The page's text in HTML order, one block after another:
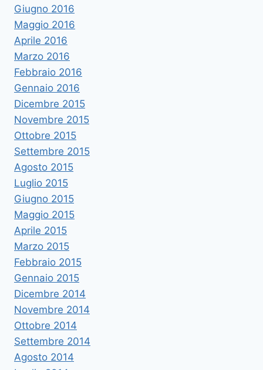
Giugno 2016
Maggio 2016
Aprile 2016
Marzo 2016
Febbraio 2016
Gennaio 2016
Dicembre 2015
Novembre 2015
Ottobre 2015
Settembre 2015
Agosto 2015
Luglio 2015
Giugno 2015
Maggio 2015
Aprile 2015
Marzo 2015
Febbraio 2015
Gennaio 2015
Dicembre 2014
Novembre 2014
Ottobre 2014
Settembre 2014
Agosto 2014